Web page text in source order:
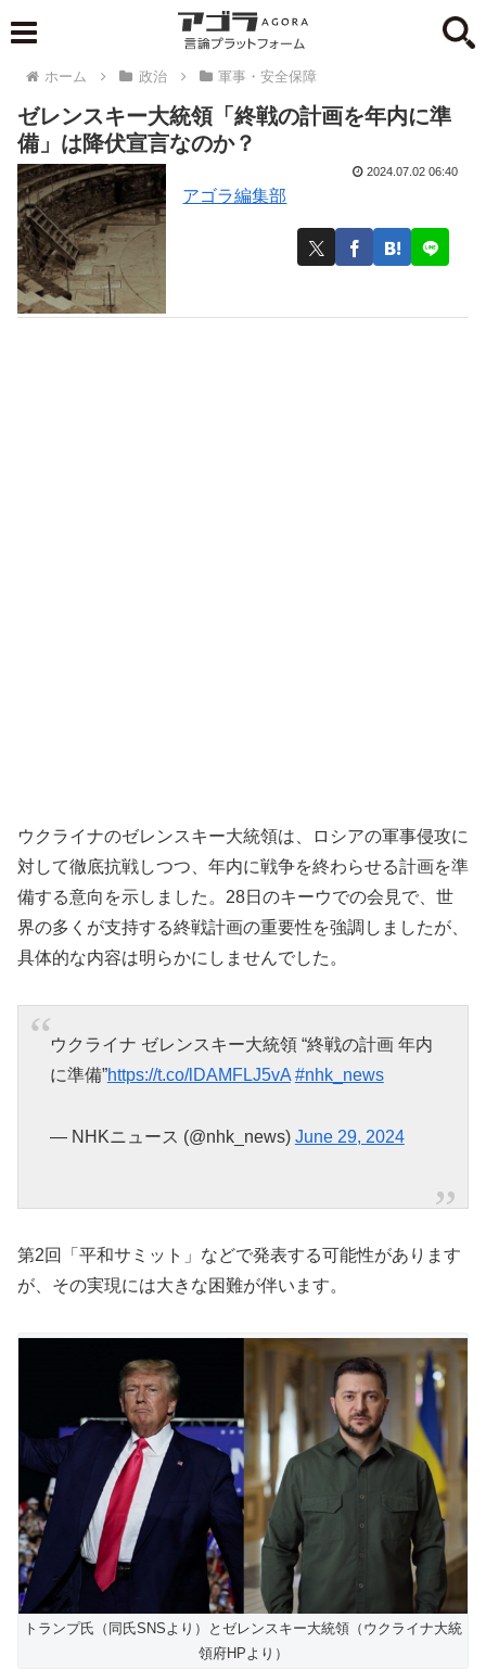
ホーム 政治 軍事・安全保障
ゼレンスキー大統領「終戦の計画を年内に準
備」は降伏宣言なのか？
アゴラ編集部
2024.07.02 06:40
ウクライナのゼレンスキー大統領は、ロシアの軍事侵攻に
対して徹底抗戦しつつ、年内に戦争を終わらせる計画を準
備する意向を示しました。28日のキーウでの会見で、世
界の多くが支持する終戦計画の重要性を強調しましたが、
具体的な内容は明らかにしませんでした。
ウクライナ ゼレンスキー大統領 “終戦の計画 年内
に準備”https://t.co/lDAMFLJ5vA #nhk_news
— NHKニュース (@nhk_news) June 29, 2024
第2回「平和サミット」などで発表する可能性があります
が、その実現には大きな困難が伴います。
トランプ氏（同氏SNSより）とゼレンスキー大統領（ウクライナ大統
領府HPより）